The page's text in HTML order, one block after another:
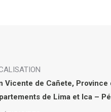
Vicente de Cañete, Province
de Lima et Ica –